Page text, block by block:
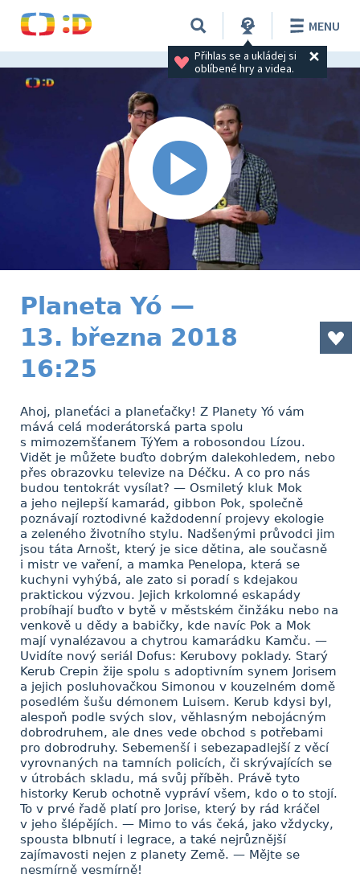
Přihlas se a ukládej si
oblíbené hry a videa.
MENU
Planeta Yó —
13. března 2018
16:25
Ahoj, planeťáci a planeťačky! Z Planety Yó vám
mává celá moderátorská parta spolu
s mimozemšťanem TýYem a robosondou Lízou.
Vidět je můžete buďto dobrým dalekohledem, nebo
přes obrazovku televize na Déčku. A co pro nás
budou tentokrát vysílat? — Osmiletý kluk Mok
a jeho nejlepší kamarád, gibbon Pok, společně
poznávají roztodivné každodenní projevy ekologie
a zeleného životního stylu. Nadšenými průvodci jim
jsou táta Arnošt, který je sice dětina, ale současně
i mistr ve vaření, a mamka Penelopa, která se
kuchyni vyhýbá, ale zato si poradí s kdejakou
praktickou výzvou. Jejich krkolomné eskapády
probíhají buďto v bytě v městském činžáku nebo na
venkově u dědy a babičky, kde navíc Pok a Mok
mají vynalézavou a chytrou kamarádku Kamču. —
Uvidíte nový seriál Dofus: Kerubovy poklady. Starý
Kerub Crepin žije spolu s adoptivním synem Jorisem
a jejich posluhovačkou Simonou v kouzelném domě
posedlém šušu démonem Luisem. Kerub kdysi byl,
alespoň podle svých slov, věhlasným nebojácným
dobrodruhem, ale dnes vede obchod s potřebami
pro dobrodruhy. Sebemenší i sebezapadlejší z věcí
vyrovnaných na tamních policích, či skrývajících se
v útrobách skladu, má svůj příběh. Právě tyto
historky Kerub ochotně vypráví všem, kdo o to stojí.
To v prvé řadě platí pro Jorise, který by rád kráčel
v jeho šlépějích. — Mimo to vás čeká, jako vždycky,
spousta blbnutí i legrace, a také nejrůznější
zajímavosti nejen z planety Země. — Mějte se
nesmírně vesmírně!